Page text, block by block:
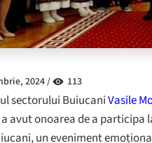
2024 / 113
sectorului BuiucaniVasile
avut onoarea de a participa
un eveniment